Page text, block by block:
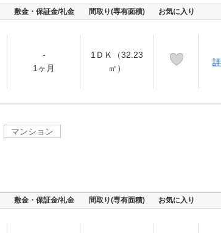
敷金・保証金/礼金 間取り(専有面積) お気に入り
-
1ヶ月
1ＤＫ（32.23
㎡）
マンション
敷金・保証金/礼金 間取り(専有面積) お気に入り